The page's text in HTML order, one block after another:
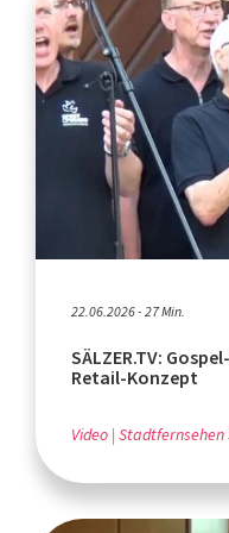
22.06.2026 - 27 Min.
SÄLZER.TV:
Retail-Konzept
Video Stadtfernsehen